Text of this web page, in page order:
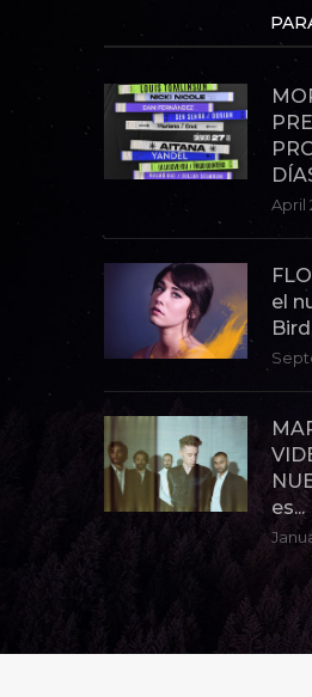
April
el
es...